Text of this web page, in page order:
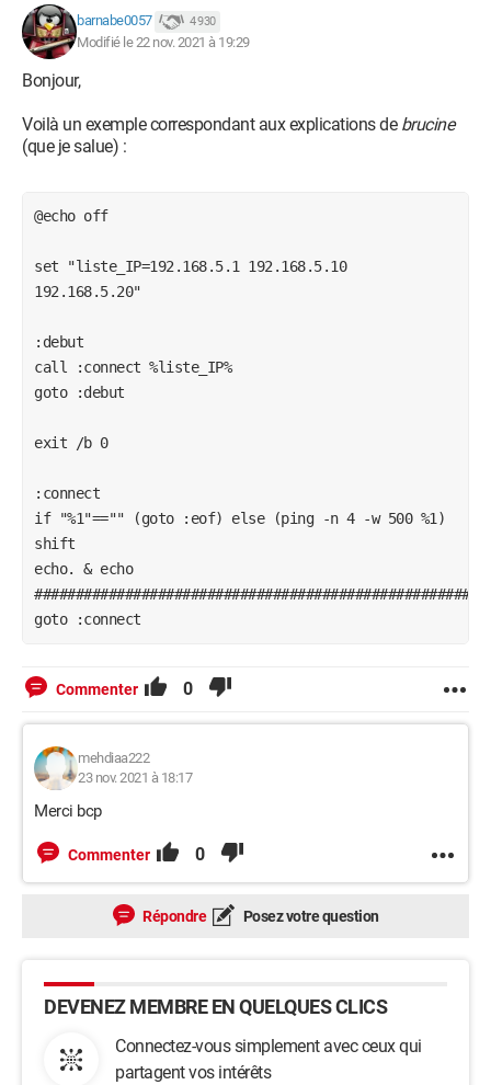
barnabe0057 4 930
Modifié le 22 nov. 2021 à 19:29
Bonjour,
Voilà un exemple correspondant aux explications de brucine
(que je salue) :
@echo off
set "liste_IP=192.168.5.1 192.168.5.10
192.168.5.20"
:debut
call :connect %liste_IP%
goto :debut
exit /b 0
:connect
if "%1"=="" (goto :eof) else (ping -n 4 -w 500 %1)
shift
echo. & echo
goto :connect
Commenter 0
mehdiaa222
23 nov. 2021 à 18:17
Merci bcp
Commenter 0
Répondre Posez votre question
DEVENEZ MEMBRE EN QUELQUES CLICS
Connectez-vous simplement avec ceux qui
partagent vos intérêts